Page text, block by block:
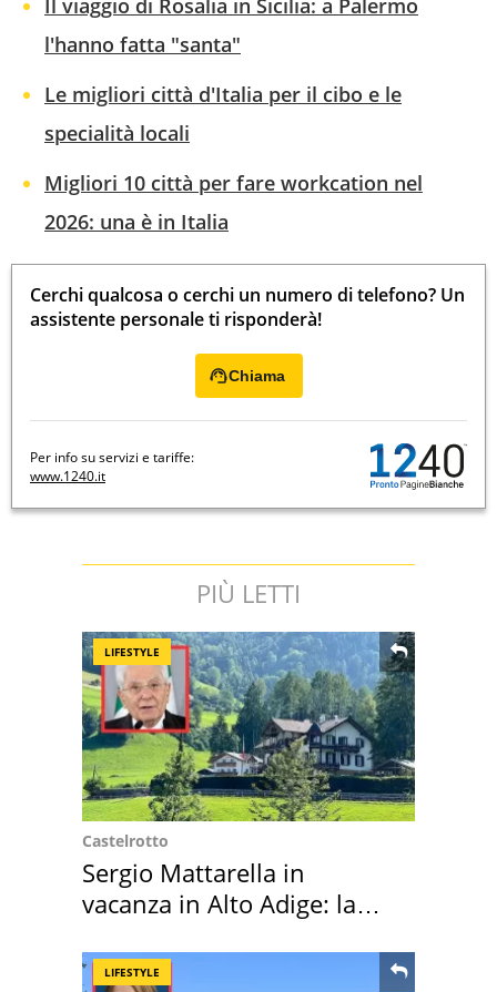
l'hanno fatta "santa"
Le migliori città d'Italia per il cibo e le
specialità locali
Migliori 10 città per fare workcation nel
2026: una è in Italia
Cerchi qualcosa o cerchi un numero di telefono? Un
assistente personale ti risponderà!
Chiama
Per info su servizi e tariffe:
www.1240.it
PIÙ LETTI
LIFESTYLE
Castelrotto
Sergio Mattarella in
vacanza in Alto Adige: la
LIFESTYLE